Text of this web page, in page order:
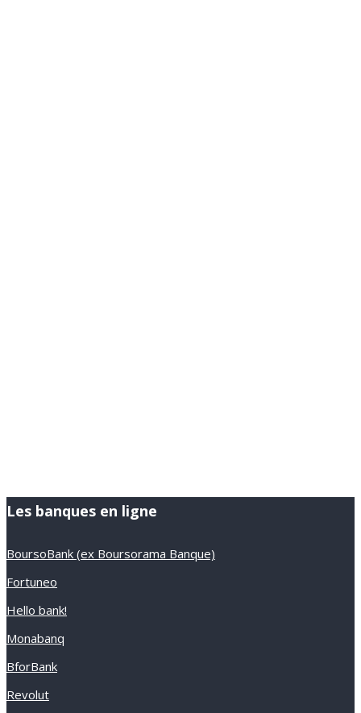
Les banques en ligne
BoursoBank (ex Boursorama Banque)
Fortuneo
Hello bank!
Monabanq
BforBank
Revolut